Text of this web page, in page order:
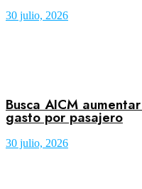
30 julio, 2026
Busca AICM
gasto por pasajero
30 julio, 2026